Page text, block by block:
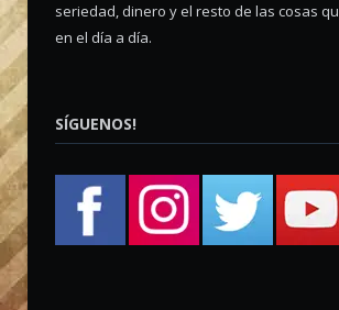
seriedad, dinero y el resto de las cosas
en el día a día.
SÍGUENOS!